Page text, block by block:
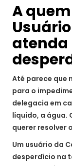
A
atenda
Até parece que
para o
delegacia em
líquido, a água.
querer resolver
Um usuário da
desperdício na